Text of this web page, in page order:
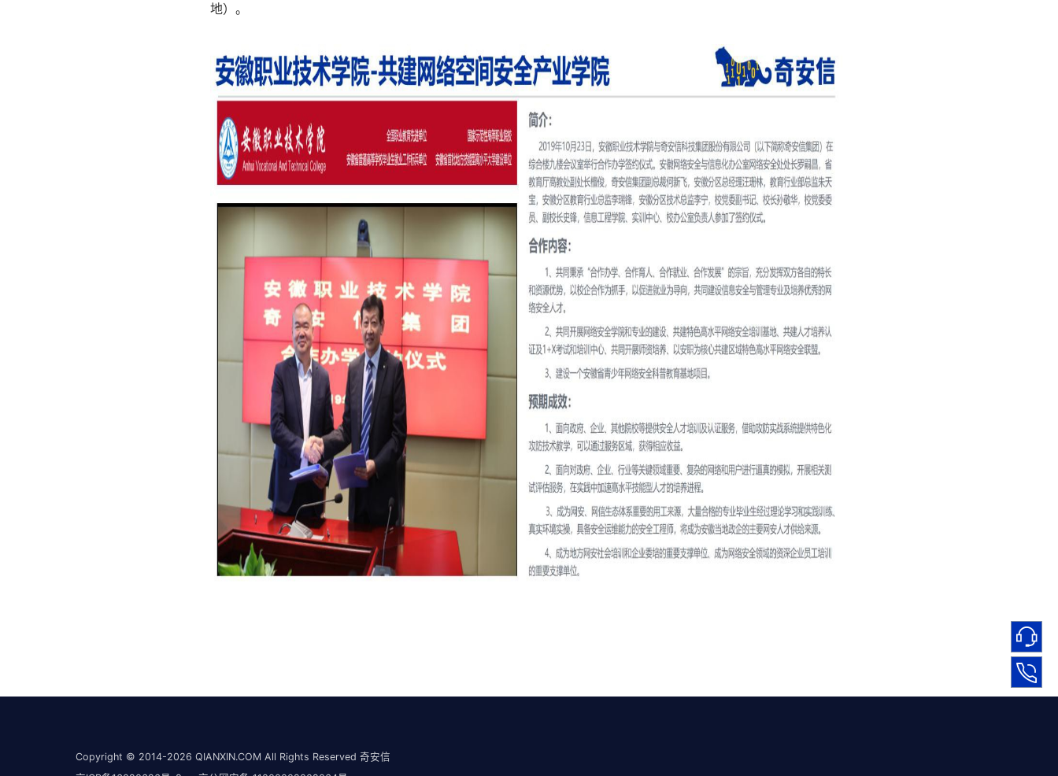
地）。
Copyright © 2014-2026 QIANXIN.COM All Rights Reserved 奇安信